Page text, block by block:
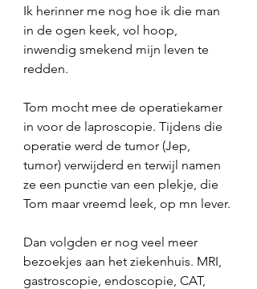
Ik herinner me nog hoe ik die man
in de ogen keek, vol hoop,
inwendig smekend mijn leven te
redden.
Tom mocht mee de operatiekamer
in voor de laproscopie. Tijdens die
operatie werd de tumor (Jep,
tumor) verwijderd en terwijl namen
ze een punctie van een plekje, die
Tom maar vreemd leek, op mn lever.
Dan volgden er nog veel meer
bezoekjes aan het ziekenhuis. MRI,
gastroscopie, endoscopie, CAT,